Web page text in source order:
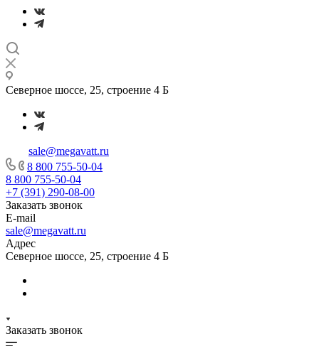
Северное шоссе, 25, строение 4 Б
sale@megavatt.ru
8 800 755-50-04
8 800 755-50-04
+7 (391) 290-08-00
Заказать звонок
E-mail
sale@megavatt.ru
Адрес
Северное шоссе, 25, строение 4 Б
Заказать звонок